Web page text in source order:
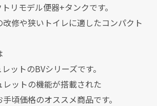
リモデル便器+タンクです。
修や狭いトイレに適したコンパクト
ットのBVシリーズです。
ットの機能が搭載された
頃価格のオススメ商品です。